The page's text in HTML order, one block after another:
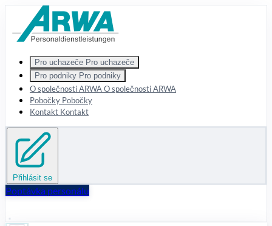
Zum Hauptinhalt springen
Pro uchazeče Pro uchazeče
Pro podniky Pro podniky
O společnosti ARWAO společnosti ARWA
Pobočky Pobočky
Kontakt Kontakt
Přihlásit se
Poptávka personálu